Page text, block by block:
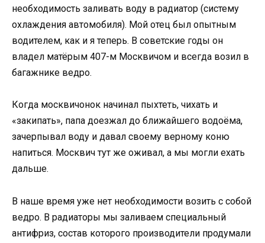
необходимость заливать воду в радиатор (систему
охлаждения автомобиля). Мой отец был опытным
водителем, как и я теперь. В советские годы он
владел матёрым 407-м Москвичом и всегда возил в
багажнике ведро.
Когда москвичонок начинал пыхтеть, чихать и
«закипать», папа доезжал до ближайшего водоёма,
зачерпывал воду и давал своему верному коню
напиться. Москвич тут же оживал, а мы могли ехать
дальше.
В наше время уже нет необходимости возить с собой
ведро. В радиаторы мы заливаем специальный
антифриз, состав которого производители продумали